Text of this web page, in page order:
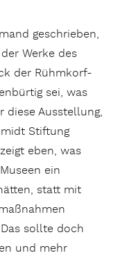
geschrieben,
Werke des
der Rühmkorf-
sei, was
diese Ausstellung,
Stiftung
eben, was
ein
statt mit
sollte doch
und mehr